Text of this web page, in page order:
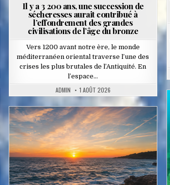
Il y a 3 200 ans, une succession de
sécheresses aurait contribué à
l’effondrement des grandes
civilisations de l’âge du bronze
Vers 1200 avant notre ère, le monde
méditerranéen oriental traverse l’une des
crises les plus brutales de l’Antiquité. En
l’espace…
ADMIN 1 AOÛT 2026
Posted
in